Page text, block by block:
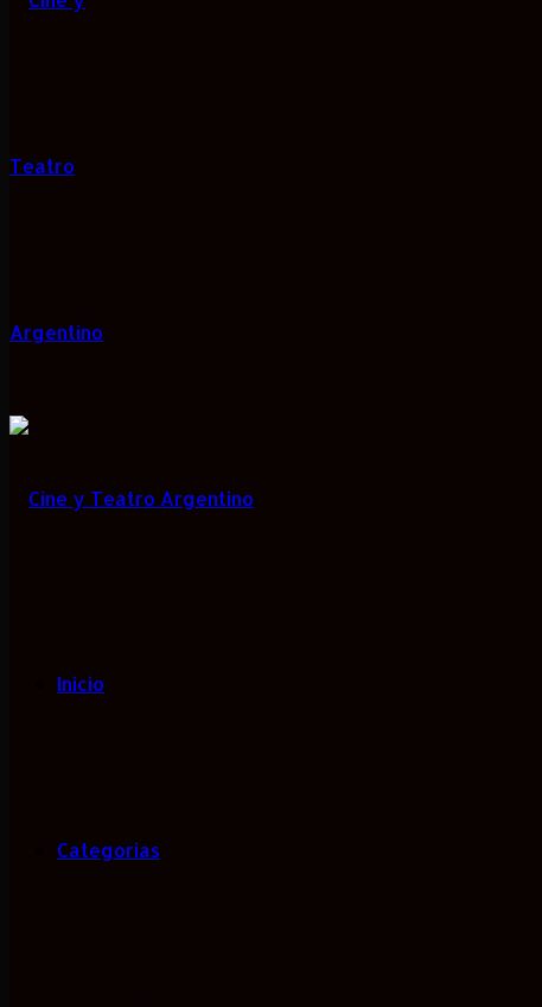
Inicio
Categorias